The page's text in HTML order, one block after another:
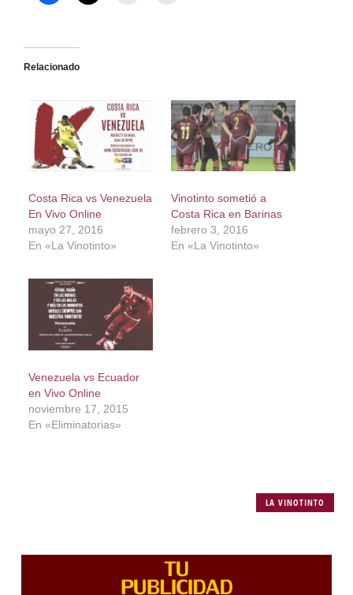
Relacionado
Costa Rica vs Venezuela
En Vivo Online
mayo 27, 2016
En «La Vinotinto»
Vinotinto sometió a
Costa Rica en Barinas
febrero 3, 2016
En «La Vinotinto»
Venezuela vs Ecuador
en Vivo Online
noviembre 17, 2015
En «Eliminatorias»
LA VINOTINTO